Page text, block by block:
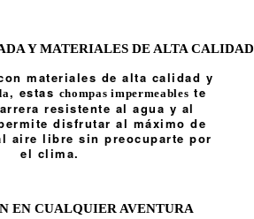
Y MATERIALES DE ALTA CALIDAD
materiales de alta calidad y
, estas chompas impermeables te
resistente al agua y al
disfrutar al máximo de
aire libre sin preocuparte por
el clima.
EN CUALQUIER AVENTURA